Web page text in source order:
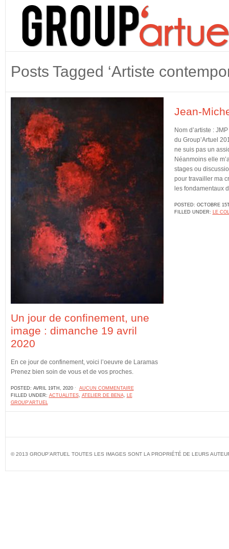
Posts Tagged ‘Artiste
Un jour de confinement, une
image : dimanche 19 avril
2020
En ce jour de confinement, voici l’oeuvre de Laramas
Prenez bien soin de vous et de vos proches.
POSTED: AVRIL 19TH, 2020 ˑ AUCUN COMMENTAIRE
FILLED UNDER: ACTUALITES, ATELIER DE BENA, LE
GROUP'ARTUEL
Jean-
Nom d’artiste :
du Group’Artuel
ne suis pas un
Néanmoins elle
stages ou
pour travailler ma
les fondamentaux
POSTED: OCTOBRE
FILLED UNDER: LE
© 2013 GROUP'ARTUEL TOUTES LES IMAGES SONT LA PROPRIÉTÉ DE LEURS